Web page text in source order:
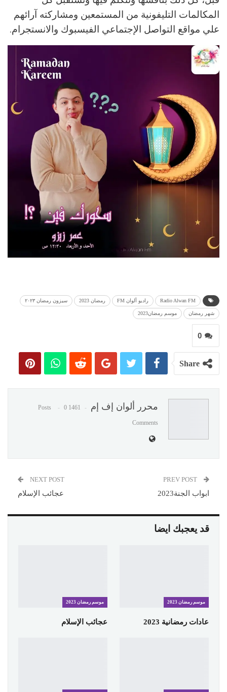
المكالمات التليفونية من المستمعين ومشاركته آرائهم
علي مواقع التواصل الإجتماعي الفيسبوك والانستجرام.
Radio Alwan FM راديو ألوان FM رمضان 2023 سيزون رمضان ٢٠٢٣
شهر رمضان موسم رمضان2023
0
Share
محرر ألوان إف إم 1461 Posts
0
Comments
ابواب الجنة2023
NEXT POST
عجائب الإسلام
قد يعجبك ايضا
موسم رمضان 2023
عادات رمضانية 2023
موسم رمضان 2023
عجائب الإسلام